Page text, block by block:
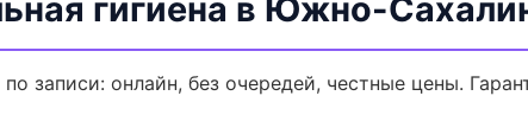
гигиена в Южно-
записи: онлайн, без очередей, честные цены.